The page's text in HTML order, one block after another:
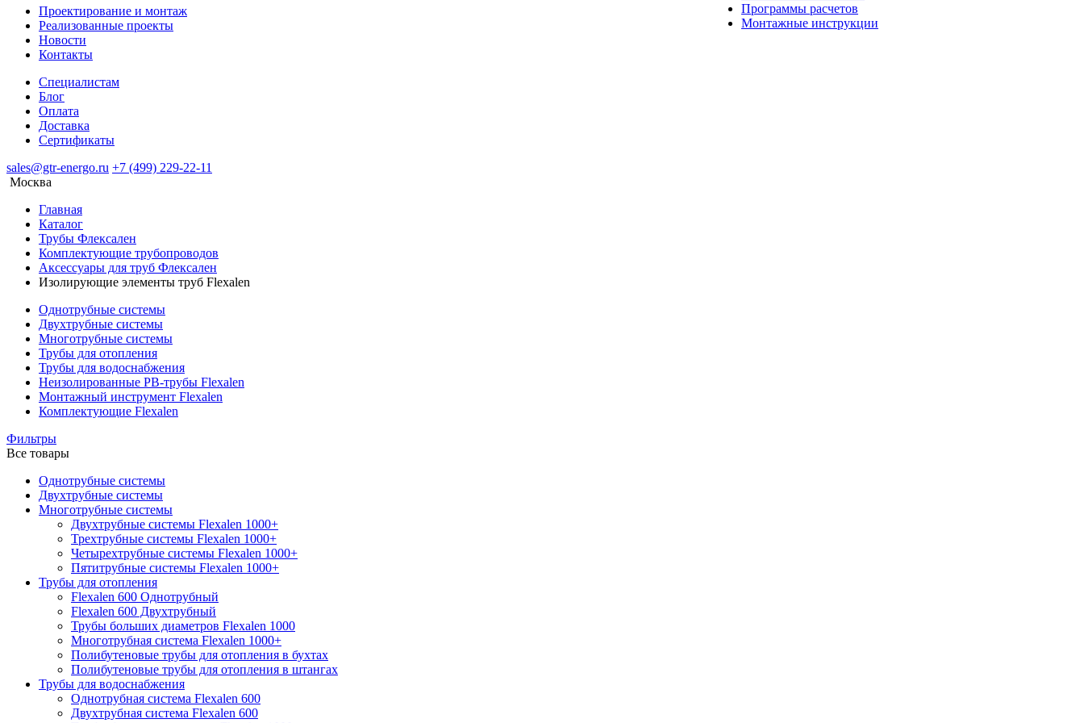
Программы расчетов
Монтажные инструкции
Проектирование и монтаж
Реализованные проекты
Новости
Контакты
Специалистам
Блог
Оплата
Доставка
Сертификаты
sales@gtr-energo.ru +7 (499) 229-22-11
Москва
Главная
Каталог
Трубы Флексален
Комплектующие трубопроводов
Аксессуары для труб Флексален
Изолирующие элементы труб Flexalen
Однотрубные системы
Двухтрубные системы
Многотрубные системы
Трубы для отопления
Трубы для водоснабжения
Неизолированные PB-трубы Flexalen
Монтажный инструмент Flexalen
Комплектующие Flexalen
Фильтры
Все товары
Однотрубные системы
Двухтрубные системы
Многотрубные системы
Двухтрубные системы Flexalen 1000+
Трехтрубные системы Flexalen 1000+
Четырехтрубные системы Flexalen 1000+
Пятитрубные системы Flexalen 1000+
Трубы для отопления
Flexalen 600 Однотрубный
Flexalen 600 Двухтрубный
Трубы больших диаметров Flexalen 1000
Многотрубная система Flexalen 1000+
Полибутеновые трубы для отопления в бухтах
Полибутеновые трубы для отопления в штангах
Трубы для водоснабжения
Однотрубная система Flexalen 600
Двухтрубная система Flexalen 600